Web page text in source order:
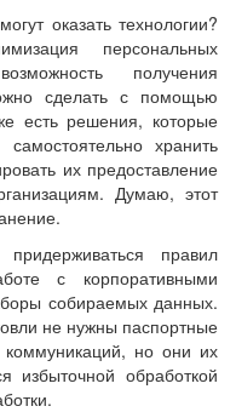
оказать технологии?
персональных
получения
сделать с помощью
есть решения, которые
хранить
их предоставление
Думаю, этот
правил
с корпоративными
собираемых данных.
не нужны паспортные
но они их
избыточной обработкой